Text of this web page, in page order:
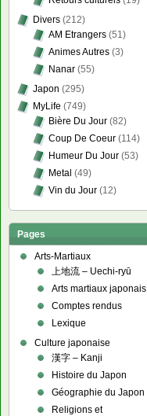
Divers (212)
AM Etrangers (51)
Animes Autres (3)
Nanar (55)
Japon (295)
MyLife (749)
Bière Du Jour (82)
Coup De Coeur (114)
Humeur Du Jour (53)
Metal (49)
Vin du Jour (12)
Pages
Arts-Martiaux
上地流 – Uechi-ryū
Arts martiaux japonais
Comptes rendus
Lexique
Culture japonaise
漢字 – Kanji
Histoire du Japon
Géographie du Japon
Religions et